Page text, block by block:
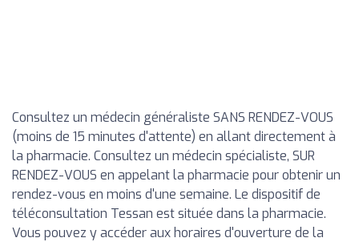
Consultez un médecin généraliste SANS RENDEZ-VOUS
(moins de 15 minutes d'attente) en allant directement à
la pharmacie. Consultez un médecin spécialiste, SUR
RENDEZ-VOUS en appelant la pharmacie pour obtenir un
rendez-vous en moins d'une semaine. Le dispositif de
téléconsultation Tessan est située dans la pharmacie.
Vous pouvez y accéder aux horaires d'ouverture de la